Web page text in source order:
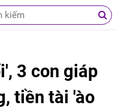
3 con giáp
tiền tài 'ào